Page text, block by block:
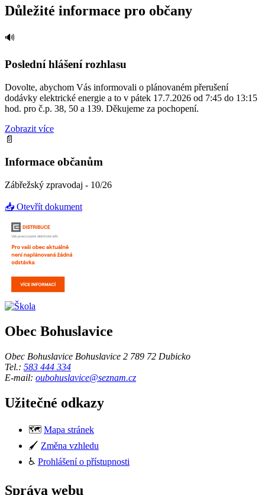
Důležité informace pro občany
🔊
Poslední hlášení rozhlasu
Dovolte, abychom Vás informovali o plánovaném přerušení
dodávky elektrické energie a to v pátek 17.7.2026 od 7:45 do 13:15
hod. pro č.p. 38, 50 a 139. Děkujeme za pochopení.
Zobrazit více
📄
Informace občanům
Zábřežský zpravodaj - 10/26
📥 Otevřít dokument
Obec Bohuslavice
Obec Bohuslavice Bohuslavice 2 789 72 Dubicko
Tel.: 583 444 334
E-mail: oubohuslavice@seznam.cz
Užitečné odkazy
🗺️ Mapa stránek
🖌️ Změna vzhledu
♿ Prohlášení o přístupnosti
Správa webu